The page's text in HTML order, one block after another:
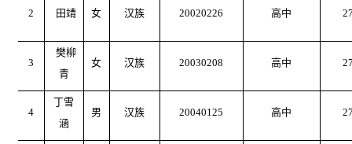
2 田靖 女 汉族 20020226 高中
3
樊柳
青
女 汉族 20030208 高中
4
丁雪
涵
男 汉族 20040125 高中